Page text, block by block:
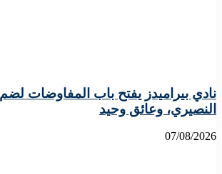
نادي بيراميدز يفتح باب المفاوضات
النصيري، وعائق وحيد
07/08/2026